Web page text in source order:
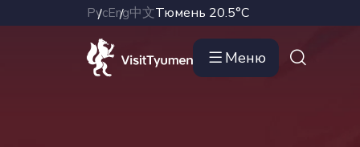
РусEng中文Тюмень 20.5°C
Меню